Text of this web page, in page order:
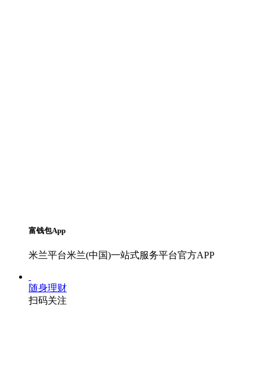
富钱包App
米兰平台米兰(中国)一站式服务平台官方APP
随身理财
扫码关注